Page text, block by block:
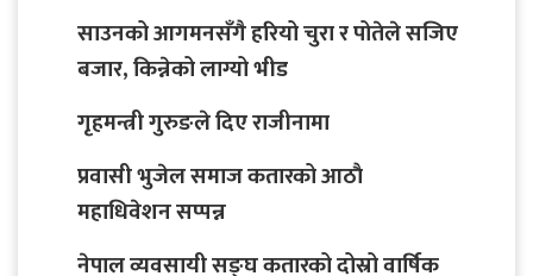
साउनको आगमनसँगै हरियो चुरा र पोतेले सजिए
बजार, किन्नेको लाग्यो भीड
गृहमन्त्री गुरुङले दिए राजीनामा
प्रवासी भुजेल समाज कतारको आठाै
महाधिवेशन सप्पन्न
नेपाल व्यवसायी सङ्घ कतारको दोस्रो वार्षिक